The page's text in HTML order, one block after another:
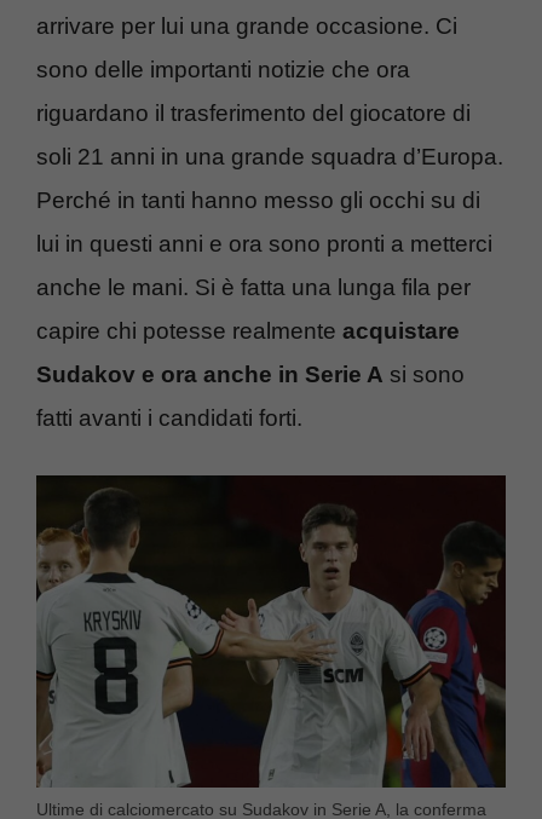
arrivare per lui una grande occasione. Ci
sono delle importanti notizie che ora
riguardano il trasferimento del giocatore di
soli 21 anni in una grande squadra d’Europa.
Perché in tanti hanno messo gli occhi su di
lui in questi anni e ora sono pronti a metterci
anche le mani. Si è fatta una lunga fila per
capire chi potesse realmente acquistare
Sudakov e ora anche in Serie A si sono
fatti avanti i candidati forti.
Ultime di calciomercato su Sudakov in Serie A, la conferma